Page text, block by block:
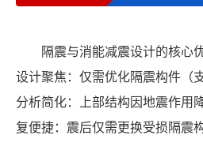
隔震与消能减震设计的核心
设计聚焦：仅需优化隔震构件（
分析简化：上部结构因地震作用
复便捷：震后仅需更换受损隔震